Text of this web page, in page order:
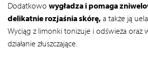
Dodatkowo wygładza i pomaga
delikatnie rozjaśnia skórę, a także ją
Wyciąg z limonki tonizuje i odświeża oraz
działanie złuszczające.